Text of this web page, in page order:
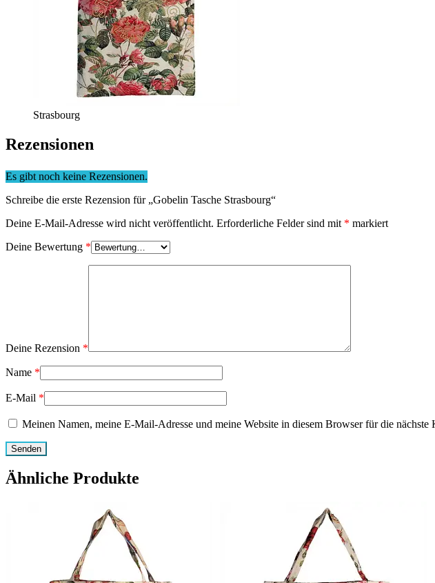
Strasbourg
Rezensionen
Es gibt noch keine Rezensionen.
Schreibe die erste Rezension für „Gobelin Tasche Strasbourg“
Deine E-Mail-Adresse wird nicht veröffentlicht. Erforderliche Felder sind mit * markiert
Deine Bewertung *
Deine Rezension *
Name *
E-Mail *
Meinen Namen, meine E-Mail-Adresse und meine Website in diesem Browser für die nächste
Ähnliche Produkte